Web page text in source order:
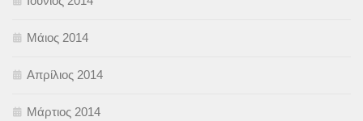
Μάιος 2014
Απρίλιος 2014
Μάρτιος 2014